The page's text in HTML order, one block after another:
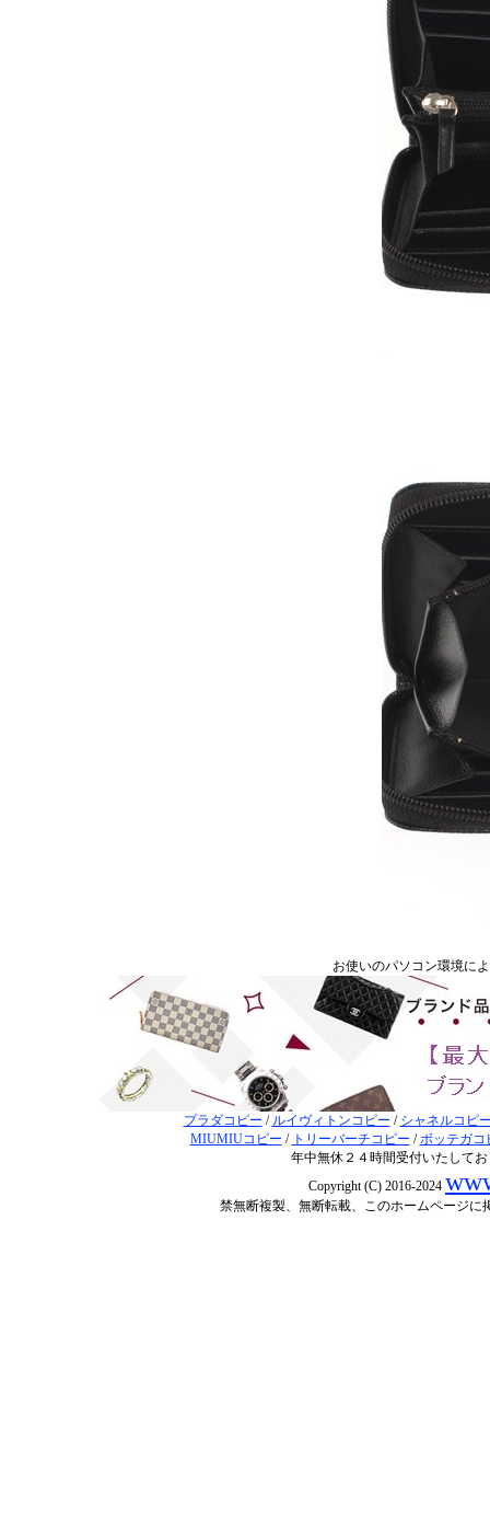
お使いのパソコン環境に
プラダコピー / ルイヴィトンコピー / シャネルコピ
MIUMIUコピー / トリーバーチコピー /ボッテガコ
年中無休２４時間受付いたして
Copyright (C) 2016-2024
禁無断複製、無断転載、このホームページ